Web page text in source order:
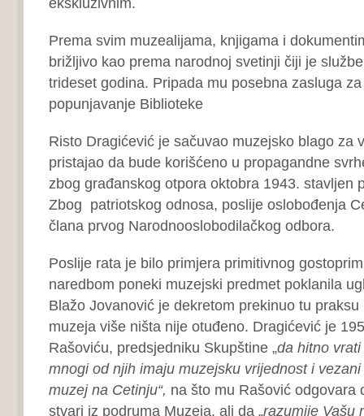
Prema svim muzealijama, knjigama i
brižljivo kao prema narodnoj svetinji čiji je
trideset godina. Pripada mu posebna zasluga
popunjavanje Biblioteke
Risto Dragićević je sačuvao muzejsko blago za
pristajao da bude korišćeno u propagandne
zbog građanskog otpora oktobra 1943. stavljen
Zbog patriotskog odnosa, poslije oslobođenja
člana prvog Narodnooslobodilačkog odbora.
Poslije rata je bilo primjera primitivnog
naredbom poneki muzejski predmet poklanila
Blažo Jovanović je dekretom prekinuo tu
muzeja više ništa nije otuđeno. Dragićević je
Rašoviću, predsjedniku Skupštine „da hitno
mnogi od njih imaju muzejsku vrijednost i
muzej na Cetinju“, na što mu Rašović odgovara
stvari iz podruma Muzeja, ali da „razumije Vašu